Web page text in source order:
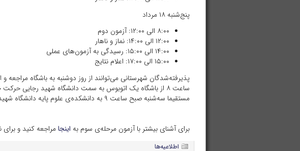
پنج‌شنبه ۱۸ مرداد
۸:۰۰ الی ۱۲:۰۰: آزمون دوم
۱۲:۰۰ الی ۱۴:۰۰: نماز و ناهار
۱۴:۰۰ الی ۱۵:۰۰: رسیدگی به آزمون‌های عملی
۱۵:۰۰ الی ۱۷:۰۰: اعلام نتایج
پذیرفته‌شدگان شهرستانی می‌توانند از روز دوشنبه به باشگاه مراجعه و
ساعت ۸ از باشگاه یک اتوبوس به سمت دانشگاه شهید رجایی
مستقیما سه‌شنبه صبح ساعت ۹ به دانشکده‌ی علوم پایه دانشگاه شهید رجایی مراجعه کنند.
برای آشنای بیشتر با آزمون مرحله‌ی سوم به اینجامراجعه کنید و برای
اطلاعیه‌ها